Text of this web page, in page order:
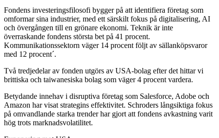
Fondens investeringsfilosofi bygger på att identifiera företag som
omformar sina industrier, med ett särskilt fokus på digitalisering, AI
och övergången till en grönare ekonomi. Teknik är inte
överraskande fondens största bet på 41 procent.
Kommunikationssektorn väger 14 procent följt av sällanköpsvaror
med 12 procent´.
Två tredjedelar av fonden utgörs av USA-bolag efter det hittar vi
brittiska och taiwanesiska bolag som väger 4 procent vardera.
Betydande innehav i disruptiva företag som Salesforce, Adobe och
Amazon har visat strategins effektivitet. Schroders långsiktiga fokus
på omvandlande starka trender har gjort att fondens avkastning varit
hög trots marknadsvolatilitet.